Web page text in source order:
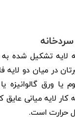
تشکیل شده به
در میان دو لایه
یا ورق گالوانیزه
لایه میانی عایق
حرارت است.